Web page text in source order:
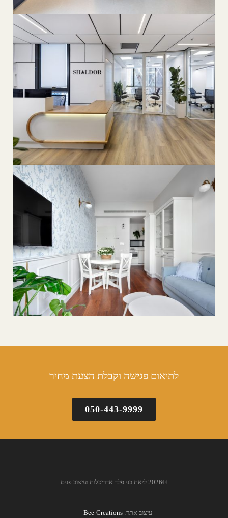
לתיאום פגישה וקבלת הצעת מחיר
050-443-9999
©2026 ליאת בני פלד אדריכלות ועיצוב פנים
עיצוב אתר: Bee-Creations